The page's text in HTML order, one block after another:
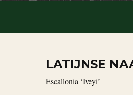
LATIJNSE
Escallonia ‘Iveyi’